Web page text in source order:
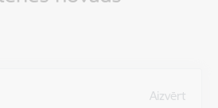
Aizvērt